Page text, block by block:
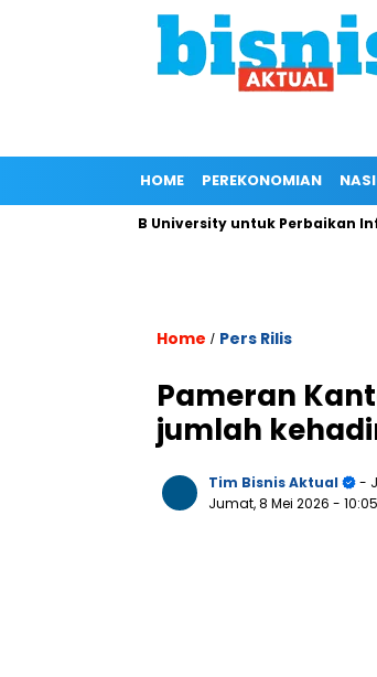
HOME PEREKONOMIAN
IPB University untuk Perbaikan
Home / Pers Rilis
Pameran
jumlah
Tim Bisnis Aktual
-
Jumat, 8 Mei 2026 -